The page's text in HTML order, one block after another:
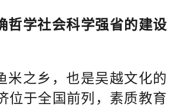
哲学社会科学强省的建设
米之乡，也是吴越文化的
位于全国前列，素质教育